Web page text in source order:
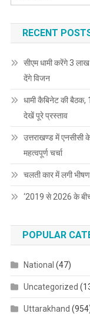
RECENT
सीएम धामी करेंगे 3 लाख
देंगे विजन
धामी कैबिनेट की बैठक,
देखें पूरे प्रस्ताव
उत्तराखण्ड में
महत्वपूर्ण चर्चा
चलती कार में लगी
‘2019 से 2026 के बीच
POPULAR
National (47)
Uncategorized
Uttarakhand